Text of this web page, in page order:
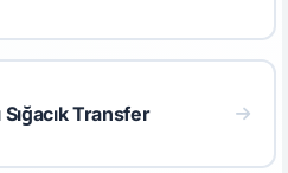
Transfer